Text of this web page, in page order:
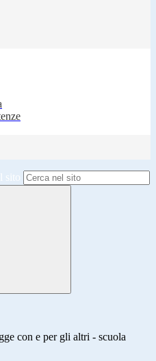
sito
con e per gli altri - scuola